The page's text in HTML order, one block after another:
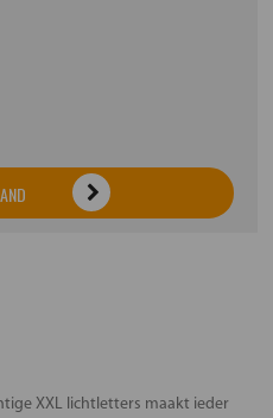
XXL lichtletters maakt ieder